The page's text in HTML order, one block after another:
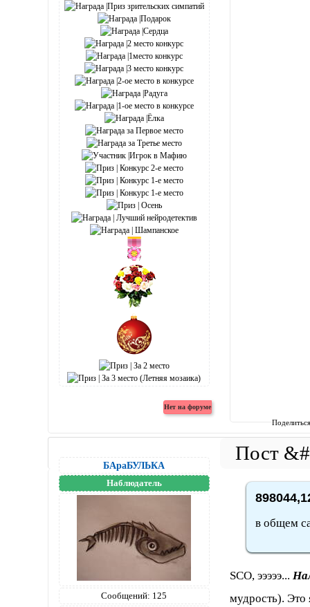
БАраБУЛЬКА
Наблюдатель
Сообщений: 125
в общем
SCO, эээээ...
мудрость). Это